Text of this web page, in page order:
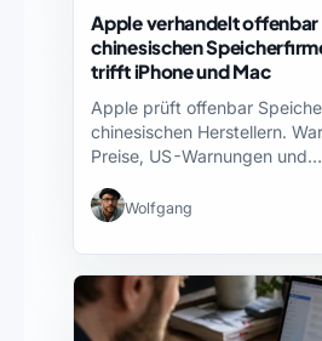
Apple verhandelt
chinesischen
trifft iPhone und Mac
Apple prüft offenbar
chinesischen Herstellern.
Preise, US-Warnungen und
Wolfgang